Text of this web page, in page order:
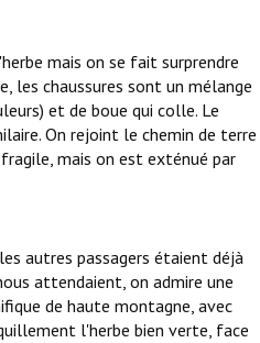
mais on se fait surprendre
les chaussures sont un mélange
et de boue qui colle. Le
On rejoint le chemin de terre
mais on est exténué par
autres passagers étaient déjà
attendaient, on admire une
de haute montagne, avec
l'herbe bien verte, face